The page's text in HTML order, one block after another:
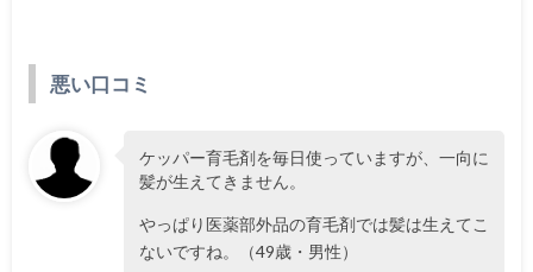
悪い口コミ
ケッパー育毛剤を毎日使っていますが、一向に
髪が生えてきません。
やっぱり医薬部外品の育毛剤では髪は生えてこ
ないですね。（49歳・男性）